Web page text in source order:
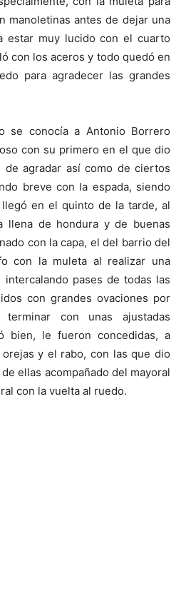
manoletinas antes de dejar una
estar muy lucido con el cuarto
con los aceros y todo quedó en
para agradecer las grandes
conocía a Antonio Borrero
con su primero en el que dio
de agradar así como de ciertos
breve con la espada, siendo
en el quinto de la tarde, al
llena de hondura y de buenas
con la capa, el del barrio del
con la muleta al realizar una
intercalando pases de todas las
con grandes ovaciones por
terminar con unas ajustadas
bien, le fueron concedidas, a
y el rabo, con las que dio
ellas acompañado del mayoral
con la vuelta al ruedo.